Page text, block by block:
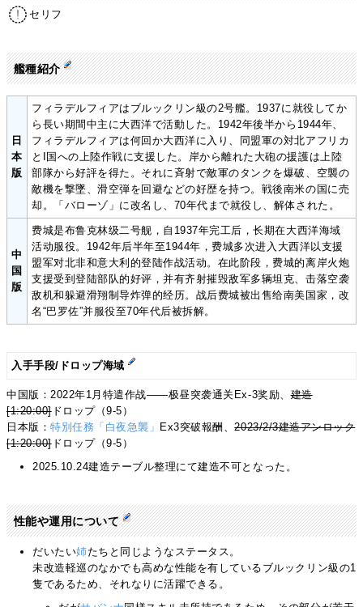
セリフ
艦種紹介
日
本
版
フィラデルフィアはブルックリン級の2号艦。1937に就役してか
ら長い期間中主に大西洋で活動した。1942年後半から1944年、
フィラデルフィアは何回か大西洋に入り、同盟軍の対北アフリカ
とI国への上陸作戦に支援した。岸から離れた大砲の援護は上陸
部隊から好評を得た。それに斉射で敵軍のタンクを爆破、空襲の
敵機を撃墜、滑空弾を回避などの好歴を持つ。戦後南米の国に売
却。「バローゾ」に改名し、70年代まで就役し、解体された。
中
国
版
费城是布鲁克林级二号舰，自1937年完工后，长期在大西洋海域
活动服役。1942年后半年至1944年，费城多次进入大西洋以支援
盟军对北非和意大利的登陆作战活动。在此阶段，费城的离岸火炮
支援受到登陆部队的好评，并有齐射摧毁敌军多辆坦克、击落空袭
敌机和躲避滑翔制导炸弹的经历。战后费城被出售给南美国家，改
名“巴罗佐”并服役至70年代后被拆解。
入手手段/ドロップ海域
中国版：2022年1月特遣作战——极昼突袭通关Ex-3奖励、建造
[1:20:00]ドロップ（9-5）
日本版：特別任務「白夜急襲」 Ex3突破報酬、2023/2/3建造アンロック
[1:20:00]ドロップ（9-5）
2025.10.24建造テーブル整理にて建造不可となった。
性能や運用について
だいたい姉たちと同じようなステータス。
未改造軽巡のなかでも高めな性能を有しているブルックリン級の1
隻であるため、それなりに活躍できる。